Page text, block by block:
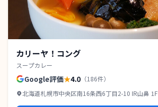
カリーヤ！コング
スープカレー
Google評価★4.0 （186件）
北海道札幌市中央区南16条西6丁目2-10 IR山鼻 1F